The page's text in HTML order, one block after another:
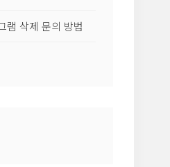
램 삭제 문의 방법